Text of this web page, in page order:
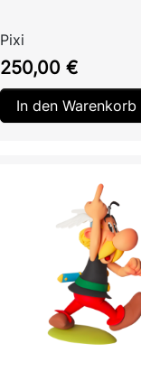
Pixi
Preis
250,00 €
In den Warenkorb